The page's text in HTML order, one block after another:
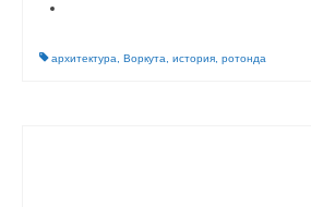
архитектура Воркута история ротонда